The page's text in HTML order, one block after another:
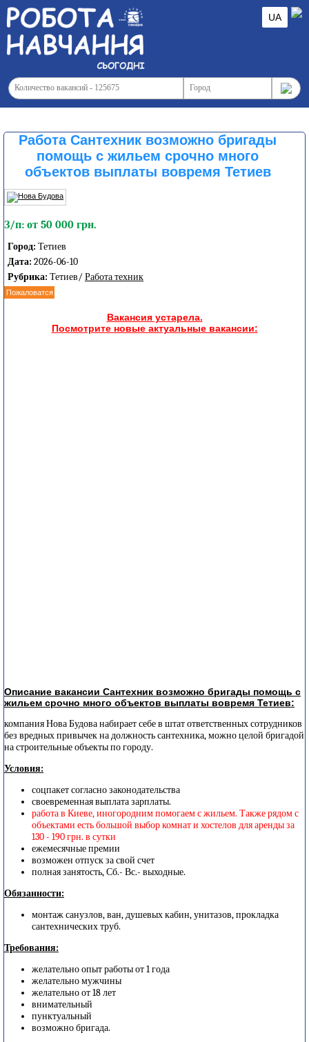
UA
Работа Сантехник возможно бригады
помощь с жильем срочно много
объектов выплаты вовремя Тетиев
З/п: от 50 000 грн.
Город: Тетиев
Дата: 2026-06-10
Рубрика: Тетиев/ Работа техник
Пожаловатся
Вакансия устарела.
Посмотрите новые актуальные вакансии:
Описание вакансии Сантехник возможно бригады помощь с
жильем срочно много объектов выплаты вовремя Тетиев:
компания Нова Будова набирает себе в штат ответственных сотрудников
без вредных привычек на должность сантехника, можно целой бригадой
на строительные объекты по городу.
Условия:
соцпакет согласно законодательства
своевременная выплата зарплаты.
работа в Киеве, иногородним помогаем с жильем. Также рядом с
объектами есть большой выбор комнат и хостелов для аренды за
130 - 190 грн. в сутки
ежемесячные премии
возможен отпуск за свой счет
полная занятость, Сб.- Вс.- выходные.
Обязанности:
монтаж санузлов, ван, душевых кабин, унитазов, прокладка
сантехнических труб.
Требования:
желательно опыт работы от 1 года
желательно мужчины
желательно от 18 лет
внимательный
пунктуальный
возможно бригада.